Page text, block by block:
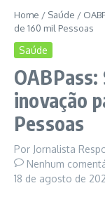
Home / Saúde /
de 160 mil Pessoas
Saúde
OABPass:
inovação
Pessoas
Por Jornalista
Nenhum
18 de agosto de